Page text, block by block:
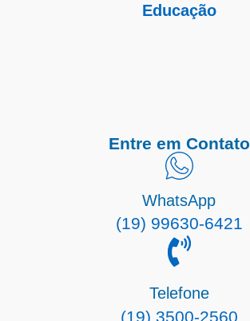
Educação
Entre em Contato
WhatsApp
(19) 99630-6421
Telefone
(19) 3500-2560